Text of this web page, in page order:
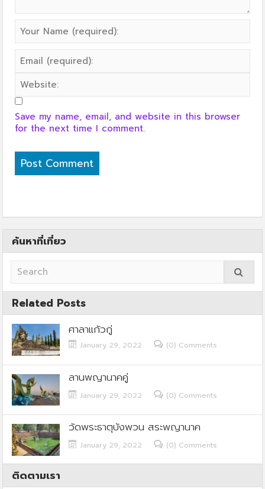
Save my name, email, and website in this browser
for the next time I comment.
ค้นหาที่เที่ยว
Related Posts
ศาลาแก้วกู่
January 29, 2022 (0) Comments
ลานพญานาคคู่
January 29, 2022 (0) Comments
วัดพระธาตุบังพวน สระพญานาค
January 29, 2022 (0) Comments
ติดตามเรา